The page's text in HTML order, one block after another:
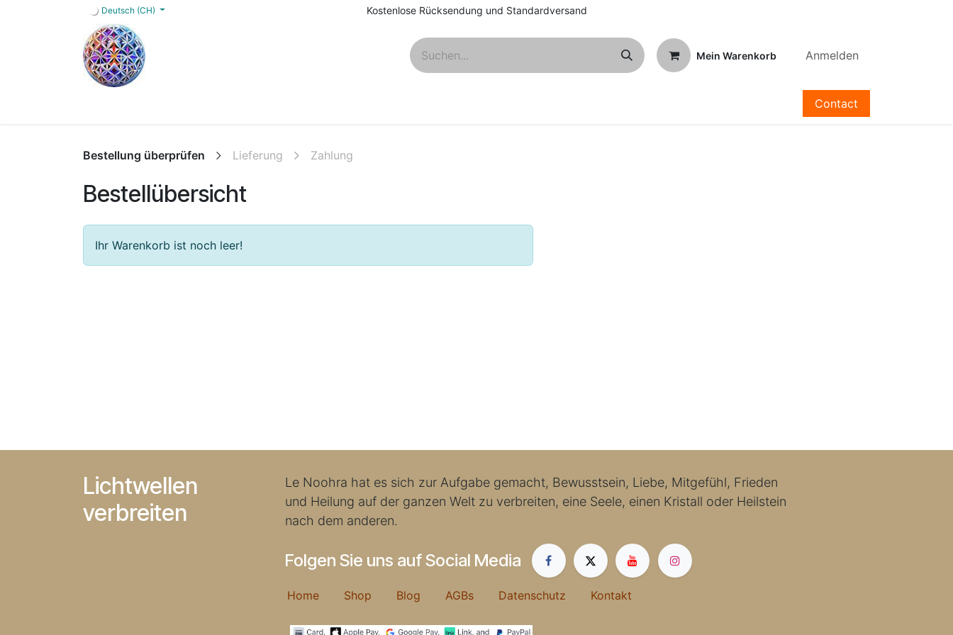
Zum Inhalt springenDeutsch (CH) Kostenlose Rücksendung und Standardversand
Mein Warenkorb Anmelden
Contact
Bestellung überprüfen Lieferung Zahlung
Bestellübersicht
Ihr Warenkorb ist noch leer!
Lichtwellen
verbreiten
Le Noohra hat es sich zur Aufgabe gemacht, Bewusstsein, Liebe, Mitgefühl, Frieden
und Heilung auf der ganzen Welt zu verbreiten, eine Seele, einen Kristall oder Heilstein
nach dem anderen.
Folgen Sie uns auf Social Media
Home Shop Blog AGBs Datenschutz Kontakt